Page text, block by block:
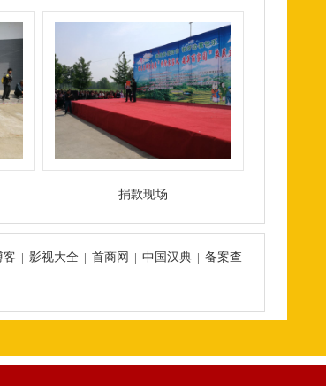
捐款现场
客 | 影视大全| 首商网 | 中国汉典| 备案查